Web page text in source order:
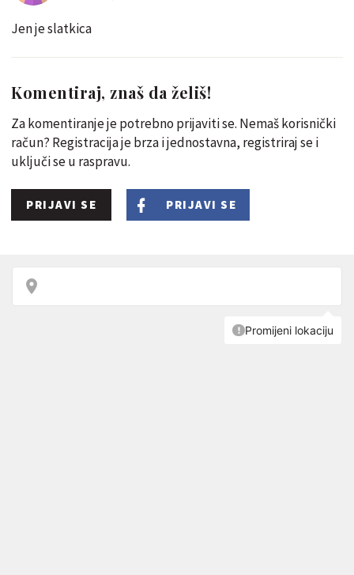
Jen je slatkica
Komentiraj, znaš da želiš!
Za komentiranje je potrebno prijaviti se. Nemaš korisnički
račun? Registracija je brza i jednostavna, registriraj se i
uključi se u raspravu.
PRIJAVI SE PRIJAVI SE